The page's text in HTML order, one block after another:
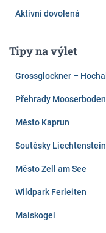
Aktivní dovolená
Tipy na výlet
Grossglockner –
Přehrady Mooserboden
Město Kaprun
Soutěsky
Město Zell am See
Wildpark Ferleiten
Maiskogel